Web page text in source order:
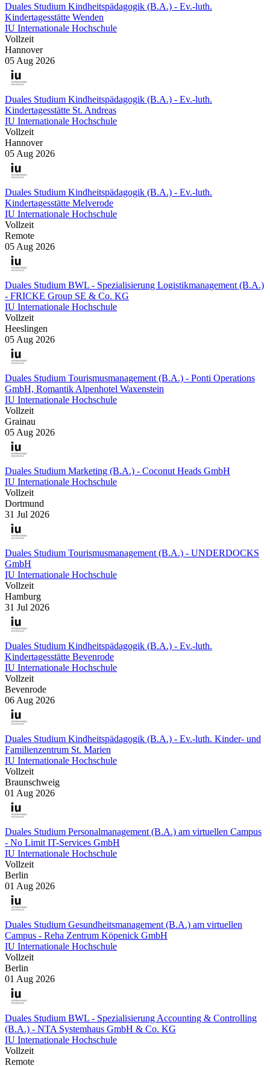
Duales Studium Kindheitspädagogik (B.A.) - Ev.-luth.
Kindertagesstätte Wenden
IU Internationale Hochschule
Vollzeit
Hannover
05 Aug 2026
Duales Studium Kindheitspädagogik (B.A.) - Ev.-luth.
Kindertagesstätte St. Andreas
IU Internationale Hochschule
Vollzeit
Hannover
05 Aug 2026
Duales Studium Kindheitspädagogik (B.A.) - Ev.-luth.
Kindertagesstätte Melverode
IU Internationale Hochschule
Vollzeit
Remote
05 Aug 2026
Duales Studium BWL - Spezialisierung Logistikmanagement (B.A.)
- FRICKE Group SE & Co. KG
IU Internationale Hochschule
Vollzeit
Heeslingen
05 Aug 2026
Duales Studium Tourismusmanagement (B.A.) - Ponti Operations
GmbH, Romantik Alpenhotel Waxenstein
IU Internationale Hochschule
Vollzeit
Grainau
05 Aug 2026
Duales Studium Marketing (B.A.) - Coconut Heads GmbH
IU Internationale Hochschule
Vollzeit
Dortmund
31 Jul 2026
Duales Studium Tourismusmanagement (B.A.) - UNDERDOCKS
GmbH
IU Internationale Hochschule
Vollzeit
Hamburg
31 Jul 2026
Duales Studium Kindheitspädagogik (B.A.) - Ev.-luth.
Kindertagesstätte Bevenrode
IU Internationale Hochschule
Vollzeit
Bevenrode
06 Aug 2026
Duales Studium Kindheitspädagogik (B.A.) - Ev.-luth. Kinder- und
Familienzentrum St. Marien
IU Internationale Hochschule
Vollzeit
Braunschweig
01 Aug 2026
Duales Studium Personalmanagement (B.A.) am virtuellen Campus
- No Limit IT-Services GmbH
IU Internationale Hochschule
Vollzeit
Berlin
01 Aug 2026
Duales Studium Gesundheitsmanagement (B.A.) am virtuellen
Campus - Reha Zentrum Köpenick GmbH
IU Internationale Hochschule
Vollzeit
Berlin
01 Aug 2026
Duales Studium BWL - Spezialisierung Accounting & Controlling
(B.A.) - NTA Systemhaus GmbH & Co. KG
IU Internationale Hochschule
Vollzeit
Remote